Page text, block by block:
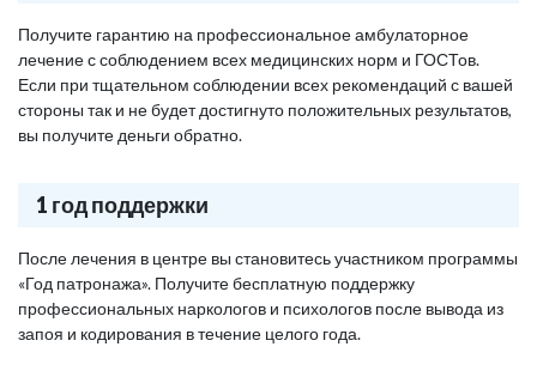
Получите гарантию на профессиональное амбулаторное
лечение с соблюдением всех медицинских норм и ГОСТов.
Если при тщательном соблюдении всех рекомендаций с вашей
стороны так и не будет достигнуто положительных результатов,
вы получите деньги обратно.
1 год поддержки
После лечения в центре вы становитесь участником программы
«Год патронажа». Получите бесплатную поддержку
профессиональных наркологов и психологов после вывода из
запоя и кодирования в течение целого года.